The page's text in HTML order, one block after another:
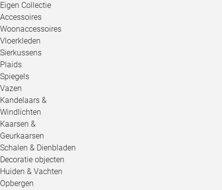
Eigen Collectie
Accessoires
Woonaccessoires
Vloerkleden
Sierkussens
Plaids
Spiegels
Vazen
Kandelaars &
Windlichten
Kaarsen &
Geurkaarsen
Schalen & Dienbladen
Decoratie objecten
Huiden & Vachten
Opbergen